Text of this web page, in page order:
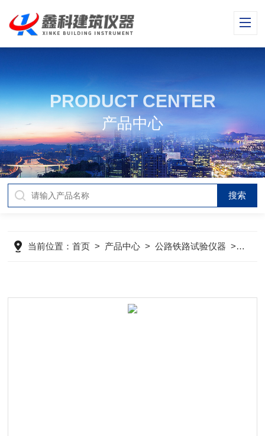
PRODUCT CENTER
产品中心
当前位置：首页 > 产品中心 >公路铁路试验仪器 > 变形